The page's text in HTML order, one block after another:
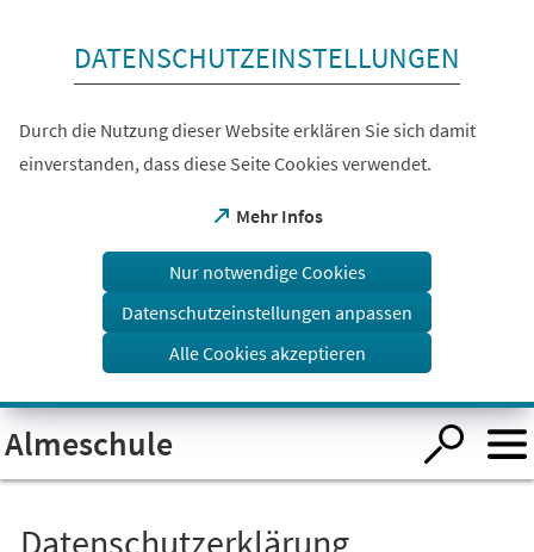
Visuelle
Assistenzsoftware
öffnen.
DATENSCHUTZEINSTELLUNGEN
Durch die Nutzung dieser Website erklären Sie sich damit
einverstanden, dass diese Seite Cookies verwendet.
Mehr Infos
(Öffnet
einem
Tab)
Nur notwendige Cookies
Datenschutzeinstellungen anpassen
Alle Cookies akzeptieren
Almeschule
Datenschutzerklärung